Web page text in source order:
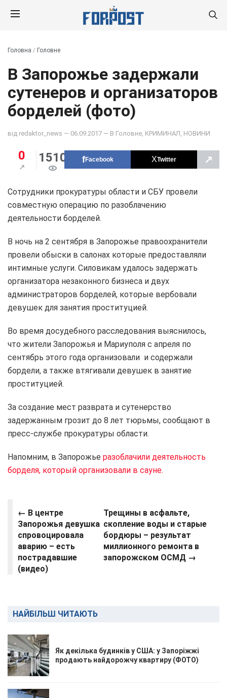
Головна / Головне
В Запорожье задержали
сутенеров и организаторов
борделей (фото)
від redaktor_news — 06.09.2017 — В Головне КРИМИНАЛ НОВИНИ
0 1510 Facebook Twitter ↗
Сотрудники прокуратуры области и СБУ провели
совместную операцию по разоблачению
деятельности борделей.
В ночь на 2 сентября в Запорожье правоохранители
провели обыски в салонах которые предоставляли
интимные услуги. Силовикам удалось задержать
организатора незаконного бизнеса и двух
администраторов борделей, которые вербовали
девушек для занятия проституцией.
Во время досудебного расследования выяснилось,
что жители Запорожья и Мариуполя с апреля по
сентябрь этого года организовали и содержали
бордели, а также втягивали девушек в занятие
проституцией.
За создание мест разврата и сутенерство
задержанным грозит до 8 лет тюрьмы, сообщают в
пресс-службе прокуратуры области.
Напомним, в Запорожье разоблачили деятельность
борделя, который организовали в сауне.
← В центре
Запорожья девушка
спровоцировала
аварию – есть
пострадавшие
(видео)
Трещины в асфальте,
скопление воды и старые
бордюры – результат
миллионного ремонта в
запорожском ОСМД →
НАЙБІЛЬШ ЧИТАЮТЬ
Як декілька будинків у США: у Запоріжжі
продають найдорожчу квартиру (ФОТО)